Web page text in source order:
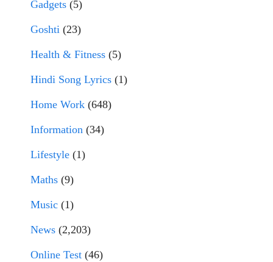
Gadgets (5)
Goshti (23)
Health & Fitness (5)
Hindi Song Lyrics (1)
Home Work (648)
Information (34)
Lifestyle (1)
Maths (9)
Music (1)
News (2,203)
Online Test (46)